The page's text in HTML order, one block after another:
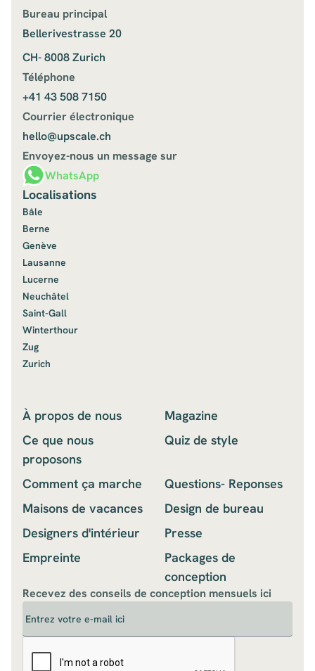
Bureau principal
Bellerivestrasse 20
CH- 8008 Zurich
Téléphone
+41 43 508 7150
Courrier électronique
hello@upscale.ch
Envoyez-nous un message sur
WhatsApp
Localisations
Bâle
Berne
Genève
Lausanne
Lucerne
Neuchâtel
Saint-Gall
Winterthour
Zug
Zurich
À propos de nous
Magazine
Ce que nous
proposons
Quiz de style
Comment ça marche
Questions- Reponses
Maisons de vacances
Design de bureau
Designers d'intérieur
Presse
Empreinte
Packages de
conception
Recevez des conseils de conception mensuels ici